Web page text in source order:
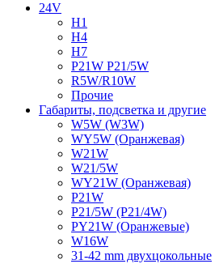
24V
H1
H4
H7
P21W P21/5W
R5W/R10W
Прочие
Габариты, подсветка и другие
W5W (W3W)
WY5W (Оранжевая)
W21W
W21/5W
WY21W (Оранжевая)
P21W
P21/5W (P21/4W)
PY21W (Оранжевые)
W16W
31-42 mm двухцокольные